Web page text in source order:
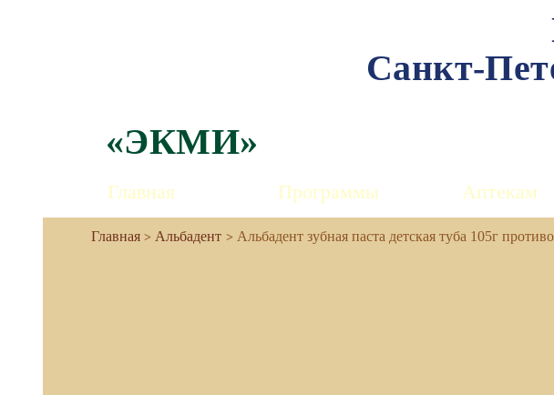
Санкт-
«ЭКМИ»
Главная Программы Аптекам
Альбадент Альбадент зубная паста детская туба 105г